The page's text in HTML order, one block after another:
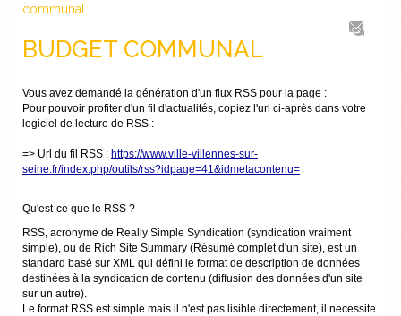
communal
BUDGET COMMUNAL
Vous avez demandé la génération d'un flux RSS pour la page :
Pour pouvoir profiter d'un fil d'actualités, copiez l'url ci-après dans votre
logiciel de lecture de RSS :
=> Url du fil RSS : https://www.ville-villennes-sur-
seine.fr/index.php/outils/rss?idpage=41&idmetacontenu=
Qu'est-ce que le RSS ?
RSS, acronyme de Really Simple Syndication (syndication vraiment
simple), ou de Rich Site Summary (Résumé complet d'un site), est un
standard basé sur XML qui défini le format de description de données
destinées à la syndication de contenu (diffusion des données d'un site
sur un autre).
Le format RSS est simple mais il n'est pas lisible directement, il necessite